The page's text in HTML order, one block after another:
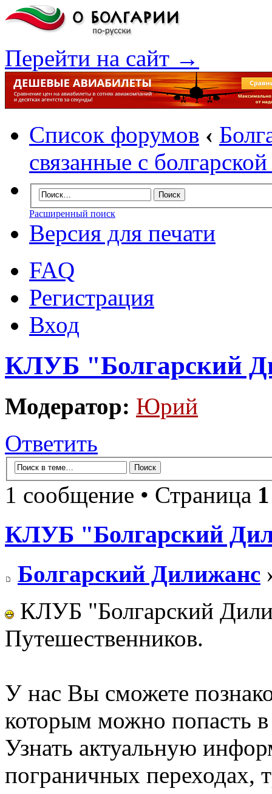
Перейти на сайт →
Список форумов ‹
связанные с
Расширенный поиск
Версия для печати
FAQ
Регистрация
Вход
КЛУБ "Болгарский
Модератор: Юрий
Ответить
1 сообщение • Страница 1
КЛУБ "Болгарский
Болгарский Дилижанс
КЛУБ "Болгарский
Путешественников.
У нас Вы сможете
которым можно попасть
Узнать актуальную
пограничных переходах,